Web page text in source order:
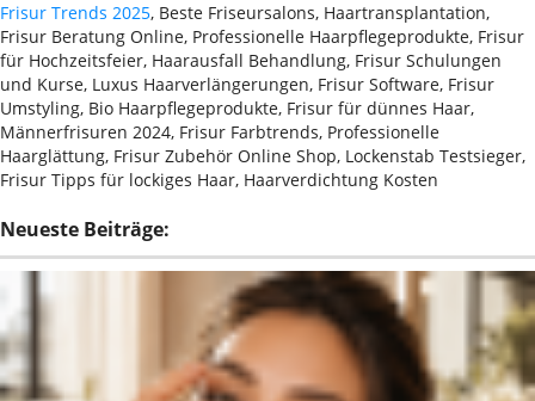
Frisur Trends 2025, Beste Friseursalons, Haartransplantation,
Frisur Beratung Online, Professionelle Haarpflegeprodukte, Frisur
für Hochzeitsfeier, Haarausfall Behandlung, Frisur Schulungen
und Kurse, Luxus Haarverlängerungen, Frisur Software, Frisur
Umstyling, Bio Haarpflegeprodukte, Frisur für dünnes Haar,
Männerfrisuren 2024, Frisur Farbtrends, Professionelle
Haarglättung, Frisur Zubehör Online Shop, Lockenstab Testsieger,
Frisur Tipps für lockiges Haar, Haarverdichtung Kosten
Neueste Beiträge: